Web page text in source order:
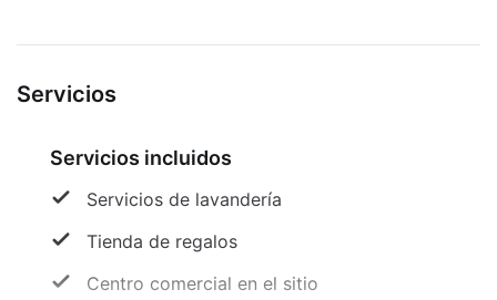
Servicios
Servicios incluidos
Servicios de lavandería
Tienda de regalos
Centro comercial en el sitio